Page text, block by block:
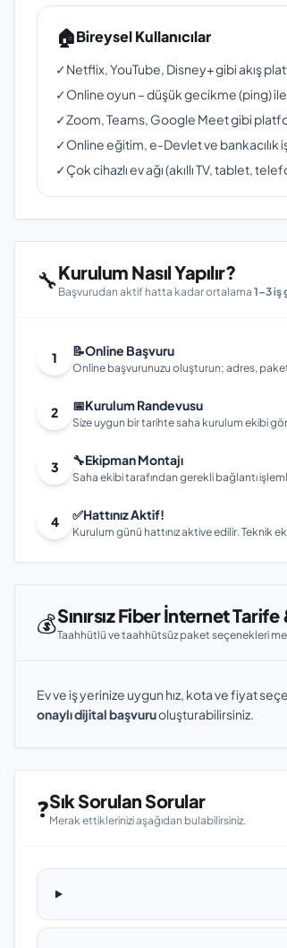
🏠Bireysel Kullanıcılar
✓Netflix, YouTube, Disney+ gibi akış
✓Online oyun – düşük gecikme (ping)
✓Zoom, Teams, Google Meet gibi
✓Online eğitim, e-Devlet ve bankacılık
✓Çok cihazlı ev ağı (akıllı TV, tablet,
🔧Kurulum Nasıl Yapılır?
Başvurudan aktif hatta kadar ortalama 1–3 iş
1 📝Online Başvuru
Online başvurunuzu oluşturun; adres,
2 📅Kurulum Randevusu
Size uygun bir tarihte saha kurulum ekibi
3 🔧Ekipman Montajı
Saha ekibi tarafından gerekli bağlantı
4 ✅Hattınız Aktif!
Kurulum günü hattınız aktive edilir. Teknik
💰Sınırsız Fiber İnternet
Taahhütlü ve taahhütsüz paket seçenekleri
Ev ve iş yerinize uygun hız, kota ve fiyat
onaylı dijital başvuruoluşturabilirsiniz.
❓Sık Sorulan Sorular
Merak ettiklerinizi aşağıdan bulabilirsiniz.